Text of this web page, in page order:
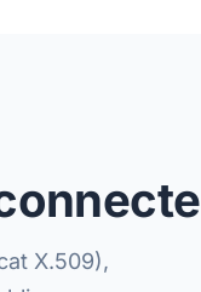
X.509),